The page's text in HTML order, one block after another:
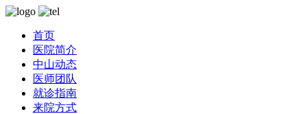
首页
医院简介
中山动态
医师团队
就诊指南
来院方式